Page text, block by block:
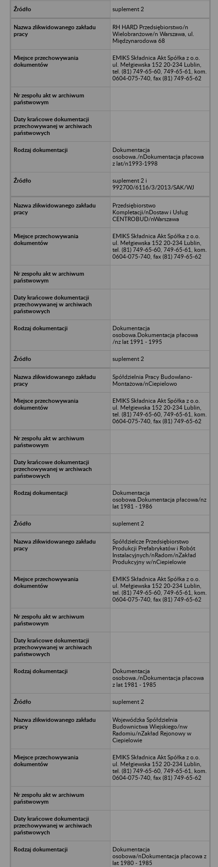
suplement 2
RH HARD Przedsiębiorstwo/n
Wielobranżowe/n Warszawa, ul.
Międzynarodowa 68
EMIKS Składnica Akt Spółka z o.o.
ul. Mełgiewska 152 20-234 Lublin,
tel. (81) 749-65-60, 749-65-61, kom.
0604-075-740, fax (81) 749-65-62
Dokumentacja
osobowa./nDokumentacja płacowa
z lat/n1993-1998
suplement 2 i
992700/6116/3/2013/SAK/WJ
Przedsiębiorstwo
Kompletacji/nDostaw i Usług
CENTROBUD/nWarszawa
EMIKS Składnica Akt Spółka z o.o.
ul. Mełgiewska 152 20-234 Lublin,
tel. (81) 749-65-60, 749-65-61, kom.
0604-075-740, fax (81) 749-65-62
Dokumentacja
osobowa.Dokumentacja płacowa
/nz lat 1991 - 1995
suplement 2
Spółdzielnia Pracy Budowlano-
Montażowa/nCiepielowo
EMIKS Składnica Akt Spółka z o.o.
ul. Mełgiewska 152 20-234 Lublin,
tel. (81) 749-65-60, 749-65-61, kom.
0604-075-740, fax (81) 749-65-62
Dokumentacja
osobowa.Dokumentacja płacowa/nz
lat 1981 - 1986
suplement 2
Spółdzielcze Przedsiębiorstwo
Produkcji Prefabrykatów i Robót
Instalacyjnych/nRadom/nZakład
Produkcyjny w/nCiepielowie
EMIKS Składnica Akt Spółka z o.o.
ul. Mełgiewska 152 20-234 Lublin,
tel. (81) 749-65-60, 749-65-61, kom.
0604-075-740, fax (81) 749-65-62
Dokumentacja
osobowa./nDokumentacja płacowa
z lat 1981 - 1985
suplement 2
Wojewódzka Spółdzielnia
Budownictwa Wiejskiego/nw
Radomiu/nZakład Rejonowy w
Ciepielowie
EMIKS Składnica Akt Spółka z o.o.
ul. Mełgiewska 152 20-234 Lublin,
tel. (81) 749-65-60, 749-65-61, kom.
0604-075-740, fax (81) 749-65-62
Dokumentacja
osobowa/nDokumentacja płacowa z
lat 1980 - 1985